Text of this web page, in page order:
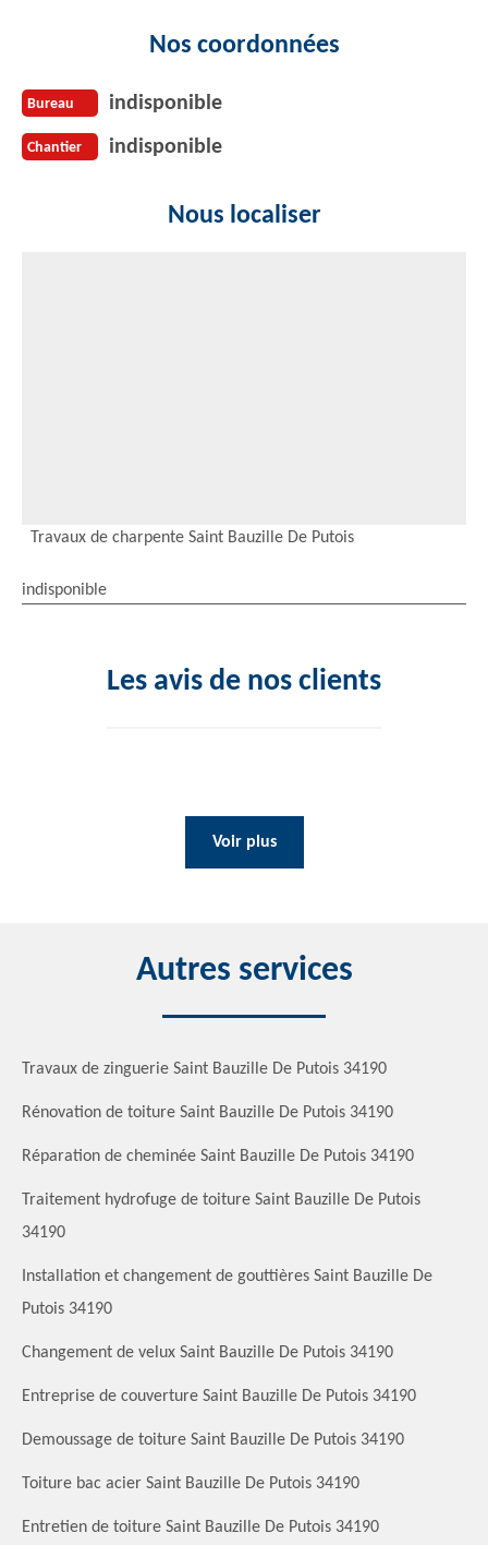
Nos coordonnées
Bureau indisponible
Chantier indisponible
Nous localiser
Travaux de charpente Saint Bauzille De Putois
indisponible
Les avis de nos clients
Voir plus
Autres services
Travaux de zinguerie Saint Bauzille De Putois 34190
Rénovation de toiture Saint Bauzille De Putois 34190
Réparation de cheminée Saint Bauzille De Putois 34190
Traitement hydrofuge de toiture Saint Bauzille De Putois
34190
Installation et changement de gouttières Saint Bauzille De
Putois 34190
Changement de velux Saint Bauzille De Putois 34190
Entreprise de couverture Saint Bauzille De Putois 34190
Demoussage de toiture Saint Bauzille De Putois 34190
Toiture bac acier Saint Bauzille De Putois 34190
Entretien de toiture Saint Bauzille De Putois 34190